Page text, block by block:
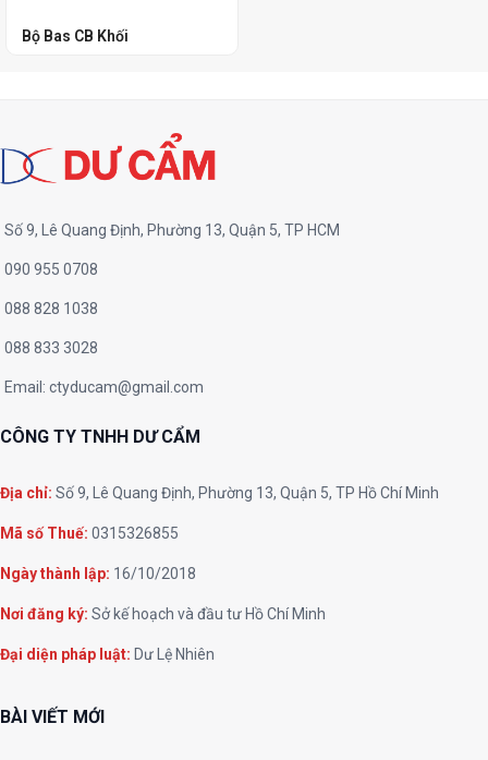
Bộ Bas CB Khối
Số 9, Lê Quang Định, Phường 13, Quận 5, TP HCM
090 955 0708
088 828 1038
088 833 3028
Email: ctyducam@gmail.com
CÔNG TY TNHH DƯ CẨM
Địa chỉ: Số 9, Lê Quang Định, Phường 13, Quận 5, TP Hồ Chí Minh
Mã số Thuế: 0315326855
Ngày thành lập: 16/10/2018
Nơi đăng ký: Sở kế hoạch và đầu tư Hồ Chí Minh
Đại diện pháp luật: Dư Lệ Nhiên
BÀI VIẾT MỚI